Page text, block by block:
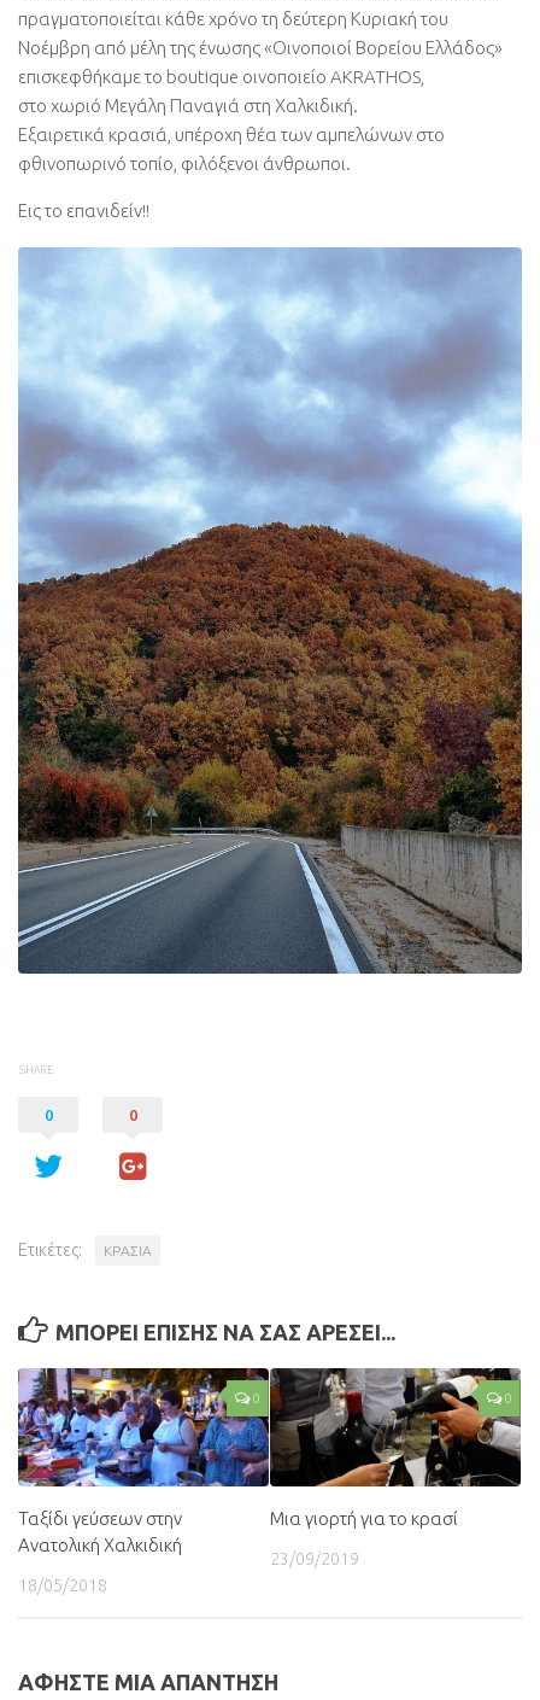
πραγματοποιείται κάθε χρόνο τη δεύτερη Κυριακή του
Νοέμβρη από μέλη της ένωσης «Οινοποιοί Βορείου Ελλάδος»
επισκεφθήκαμε το boutique οινοποιείο AKRATHOS,
στο χωριό Μεγάλη Παναγιά στη Χαλκιδική.
Εξαιρετικά κρασιά, υπέροχη θέα των αμπελώνων στο
φθινοπωρινό τοπίο, φιλόξενοι άνθρωποι.
Εις το επανιδείν!!
SHARE
0 0
Ετικέτες: ΚΡΑΣΙΑ
ΜΠΟΡΕΙ ΕΠΙΣΗΣ ΝΑ ΣΑΣ ΑΡΕΣΕΙ...
0
Ταξίδι γεύσεων στην
Ανατολική Χαλκιδική
18/05/2018
0
Μια γιορτή για το κρασί
23/09/2019
ΑΦΗΣΤΕ ΜΙΑ ΑΠΑΝΤΗΣΗ